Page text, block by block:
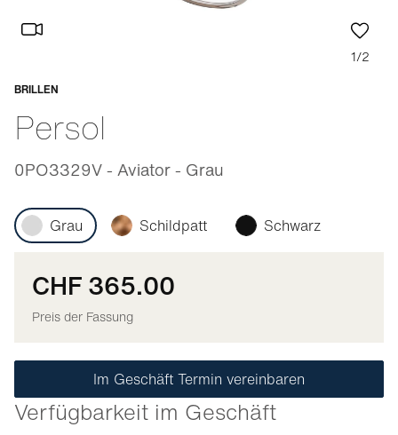
1/2
BRILLEN
Persol
0PO3329V - Aviator - Grau
Anpassbar
Grau Schildpatt Schwarz
CHF 365.00
Preis der Fassung
Im Geschäft Termin vereinbaren
Verfügbarkeit im Geschäft